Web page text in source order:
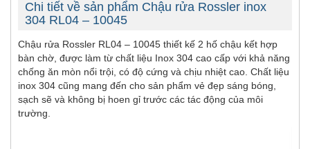
Chi tiết về sản phẩm Chậu rửa Rossler inox
304 RL04 – 10045
Chậu rửa Rossler RL04 – 10045 thiết kế 2 hố chậu kết hợp
bàn chờ, được làm từ chất liệu Inox 304 cao cấp với khả năng
chống ăn mòn nổi trội, có độ cứng và chịu nhiệt cao. Chất liệu
inox 304 cũng mang đến cho sản phẩm vẻ đẹp sáng bóng,
sạch sẽ và không bị hoen gỉ trước các tác động của môi
trường.